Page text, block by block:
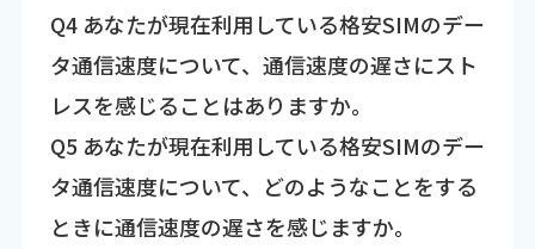
Q4 あなたが現在利用している格安SIMのデー
タ通信速度について、通信速度の遅さにスト
レスを感じることはありますか。
Q5 あなたが現在利用している格安SIMのデー
タ通信速度について、どのようなことをする
ときに通信速度の遅さを感じますか。